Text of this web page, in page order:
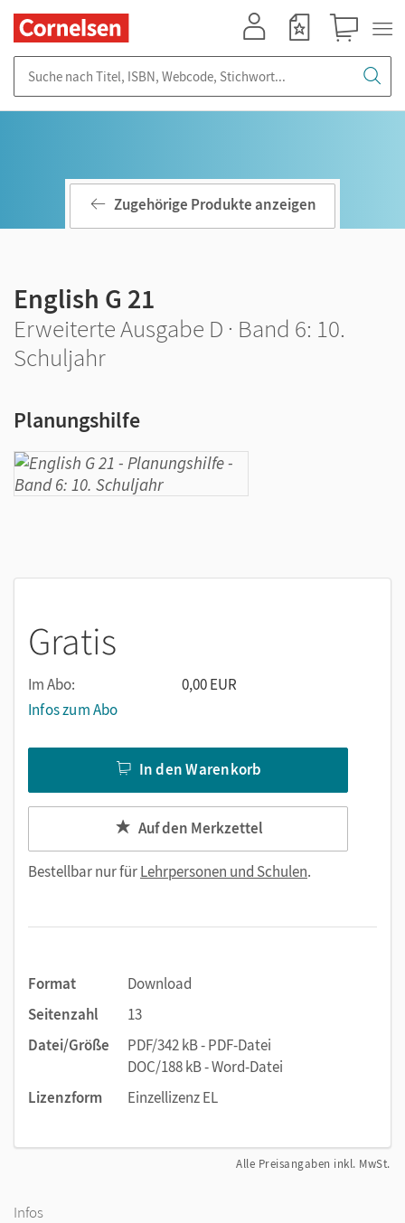
Zugehörige Produkte anzeigen
English G 21
Erweiterte Ausgabe D · Band 6: 10.
Schuljahr
Planungshilfe
Gratis
Im Abo:
0,00 EUR
Infos zum Abo
In den Warenkorb
Auf den Merkzettel
Bestellbar nur fürLehrpersonen und Schulen.
Format
Download
Seitenzahl
13
Datei/Größe
PDF/342 kB - PDF-Datei
DOC/188 kB - Word-Datei
Lizenzform
Einzellizenz EL
Alle Preisangaben inkl. MwSt.
Infos